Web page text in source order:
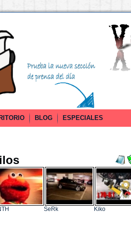
BLOG ESPECIALES
SeRk Kiko